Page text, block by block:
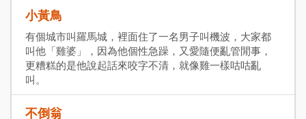
小黃鳥
有個城市叫羅馬城，裡面住了一名男子叫機波，大家都
叫他「雞婆」，因為他個性急躁，又愛隨便亂管閒事，
更糟糕的是他說起話來咬字不清，就像雞一樣咕咕亂
叫。
不倒翁